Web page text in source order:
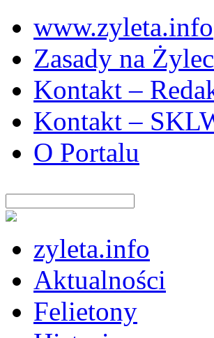
www.zyleta.info
Zasady na
Kontakt –
Kontakt –
O Portalu
zyleta.info
Aktualności
Felietony